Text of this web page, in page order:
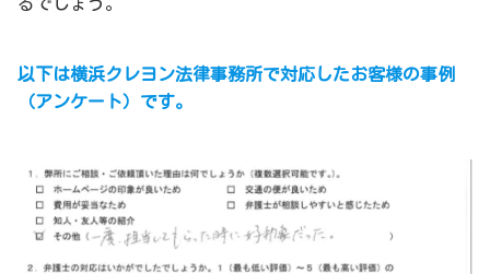
以下は横浜クレヨン法律事務所で対応したお客様の事例
（アンケート）です。